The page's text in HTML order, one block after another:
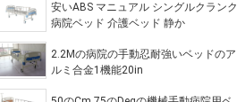
安いABS マニュアル シングルクランク
病院ベッド 介護ベッド 静か
2.2Mの病院の手動忍耐強いベッドのア
ルミ合金1機能20in